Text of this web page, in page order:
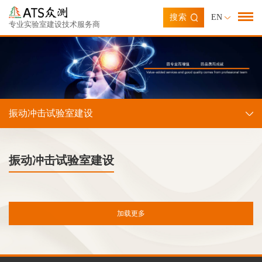
专业实验室建设技术服务商
搜索 EN
振动冲击试验室建设
振动冲击试验室建设
加载更多